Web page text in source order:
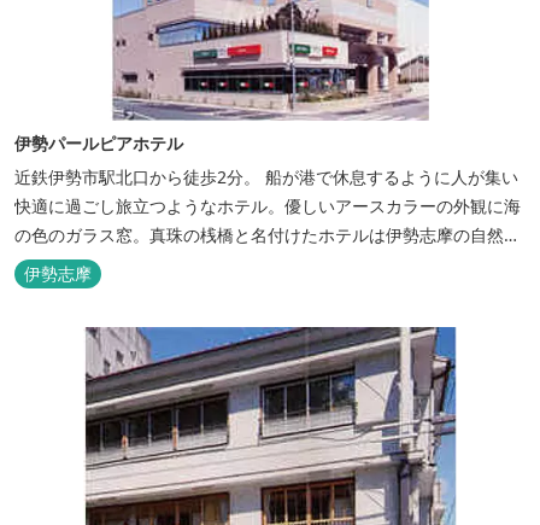
伊勢パールピアホテル
近鉄伊勢市駅北口から徒歩2分。 船が港で休息するように人が集い
快適に過ごし旅立つようなホテル。優しいアースカラーの外観に海
の色のガラス窓。真珠の桟橋と名付けたホテルは伊勢志摩の自然保
護への思いか省エネルギーへの工夫と設備を備えています。 和食・
イタリアンレストランがございます。 また、宿泊のお客様は途中出
入り自由立体駐車場を無料でお使いいただけます。
伊勢志摩